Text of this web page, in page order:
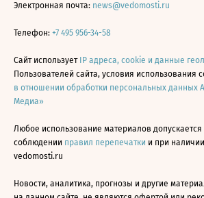
Электронная почта: news@vedomosti.ru
Телефон: +7 495 956-34-58
Сайт использует IP адреса, cookie и данные
Пользователей сайта, условия использования
в отношении обработки персональных данных
Медиа»
Любое использование материалов допускается
соблюдении правил перепечатки и при
vedomosti.ru
Новости, аналитика, прогнозы и другие